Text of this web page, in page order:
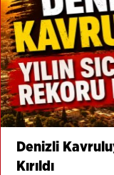
Denizli
Kırıldı